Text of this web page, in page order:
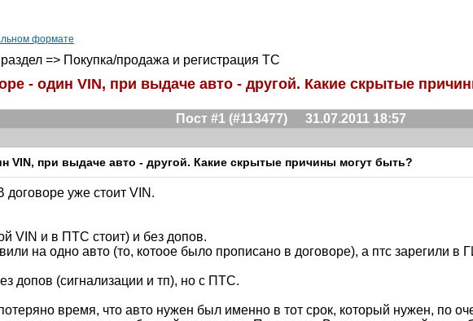
формате
=> Покупка/продажа и регистрация ТС
- один VIN, при выдаче авто - другой. Какие скрытые
Пост #1 (#113477)
31.07.2011 18:57
VIN, при выдаче авто - другой. Какие скрытые причины могут быть?
уже стоит VIN.
VIN и в ПТС стоит) и без допов.
на одно авто (то, котоое было прописано в договоре), а птс зарегили в
допов (сигнализации и тп), но с ПТС.
время, что авто нужен был именно в тот срок, который нужен, по